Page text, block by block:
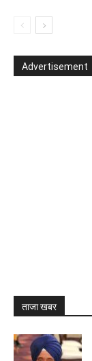
Advertisement
ताजा खबर